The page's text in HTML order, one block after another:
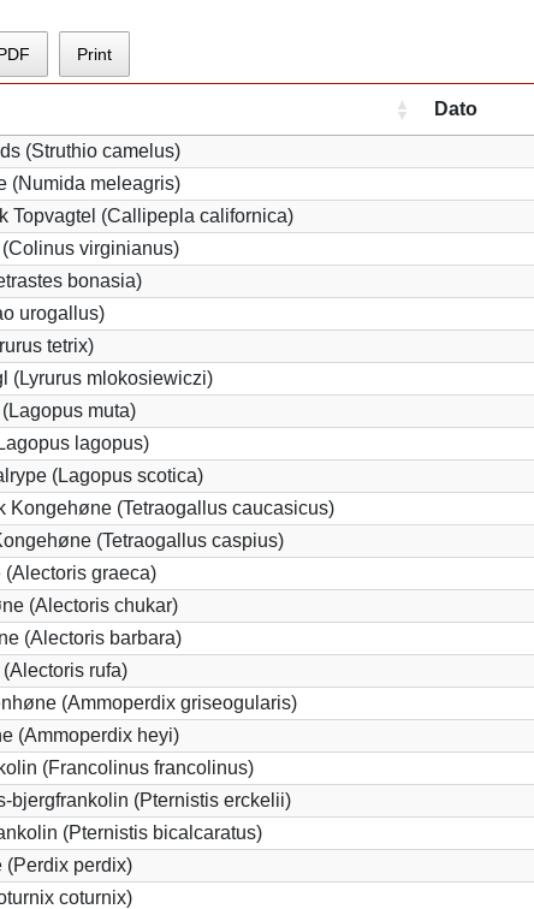
Print
Dato
(Struthio camelus)
(Numida meleagris)
Topvagtel (Callipepla californica)
virginianus)
bonasia)
urogallus)
tetrix)
(Lyrurus mlokosiewiczi)
muta)
lagopus)
(Lagopus scotica)
Kongehøne (Tetraogallus caucasicus)
(Tetraogallus caspius)
(Alectoris graeca)
(Alectoris chukar)
(Alectoris barbara)
rufa)
(Ammoperdix griseogularis)
(Ammoperdix heyi)
(Francolinus francolinus)
bjergfrankolin (Pternistis erckelii)
(Pternistis bicalcaratus)
(Perdix perdix)
coturnix)